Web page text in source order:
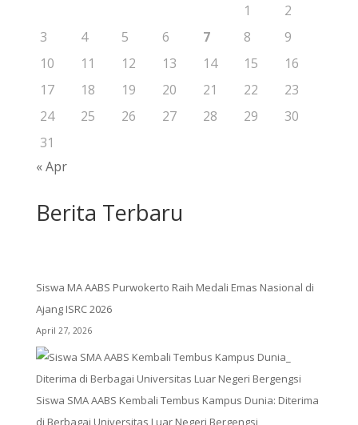
1
2
3
4 5 6 7 8
9
10
11 12 13 14 15
16
17
18 19 20 21 22
23
24
25 26 27 28 29
30
31
« Apr
Berita Terbaru
Siswa MA AABS Purwokerto Raih Medali Emas Nasional di
Ajang ISRC 2026
April 27, 2026
Siswa SMA AABS Kembali Tembus Kampus Dunia: Diterima
di Berbagai Universitas Luar Negeri Bergengsi